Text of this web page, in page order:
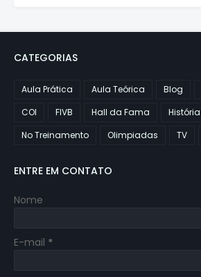
CATEGORIAS
Aula Prática Aula Teórica Blog
COI
FIVB Hall da Fama
História
No Treinamento
Olimpiadas TV
ENTRE EM CONTATO
Nome
E-mail *